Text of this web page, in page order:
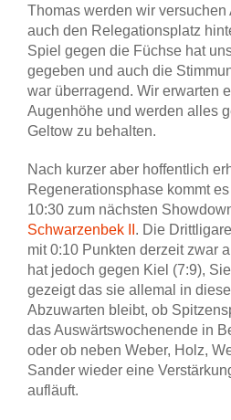
Thomas werden wir
auch den Relegationsplatz
Spiel gegen die Füchse hat
gegeben und auch die
war überragend. Wir erwarten
Augenhöhe und werden alles
Geltow zu behalten.
Nach kurzer aber hoffentlich
Regenerationsphase kommt
10:30 zum nächsten
Schwarzenbek II . Die
mit 0:10 Punkten derzeit zwar
hat jedoch gegen Kiel (7:9),
gezeigt das sie allemal in
Abzuwarten bleibt, ob
das Auswärtswochenende in
oder ob neben Weber, Holz,
Sander wieder eine
aufläuft.